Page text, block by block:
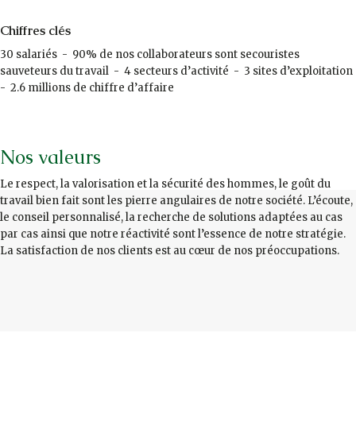
Chiffres clés
30 salariés - 90% de nos collaborateurs sont secouristes
sauveteurs du travail - 4 secteurs d’activité - 3 sites d’exploitation
- 2.6 millions de chiffre d’affaire
Nos valeurs
Le respect, la valorisation et la sécurité des hommes, le goût du
travail bien fait sont les pierre angulaires de notre société. L’écoute,
le conseil personnalisé, la recherche de solutions adaptées au cas
par cas ainsi que notre réactivité sont l’essence de notre stratégie.
La satisfaction de nos clients est au cœur de nos préoccupations.